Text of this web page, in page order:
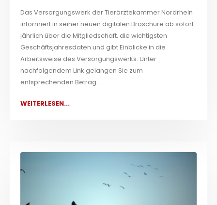
Das Versorgungswerk der Tierärztekammer Nordrhein
informiert in seiner neuen digitalen Broschüre ab sofort
jährlich über die Mitgliedschaft, die wichtigsten
Geschäftsjahresdaten und gibt Einblicke in die
Arbeitsweise des Versorgungswerks. Unter
nachfolgendem Link gelangen Sie zum
entsprechenden Betrag...
WEITERLESEN...